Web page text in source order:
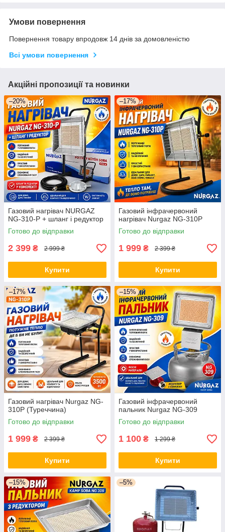
Умови повернення
Повернення товару впродовж 14 днів за домовленістю
Всі умови повернення
Акційні пропозиції та новинки
–20%
Газовий нагрівач NURGAZ
NG-310-P + шланг і редуктор
Готово до відправки
2 399 ₴ 2 999 ₴
Купити
–17%
Газовий інфрачервоний
нагрівач Nurgaz NG-310P
Готово до відправки
1 999 ₴ 2 399 ₴
Купити
–17%
Газовий нагрівач Nurgaz NG-
310P (Туреччина)
Готово до відправки
1 999 ₴ 2 399 ₴
Купити
–15%
Газовий інфрачервоний
пальник Nurgaz NG-309
Готово до відправки
1 100 ₴ 1 299 ₴
Купити
–15% –5%